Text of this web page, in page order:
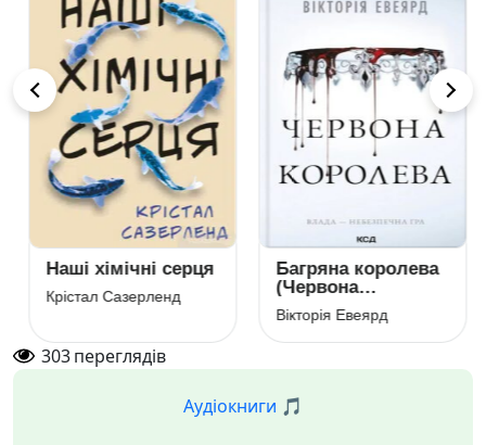
Наші хімічні серця
Крістал Сазерленд
Багряна королева
(Червона
королева)
Вікторія Евеярд
303переглядів
Аудіокниги 🎵